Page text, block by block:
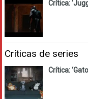
Crítica:
Críticas de series
Crítica: